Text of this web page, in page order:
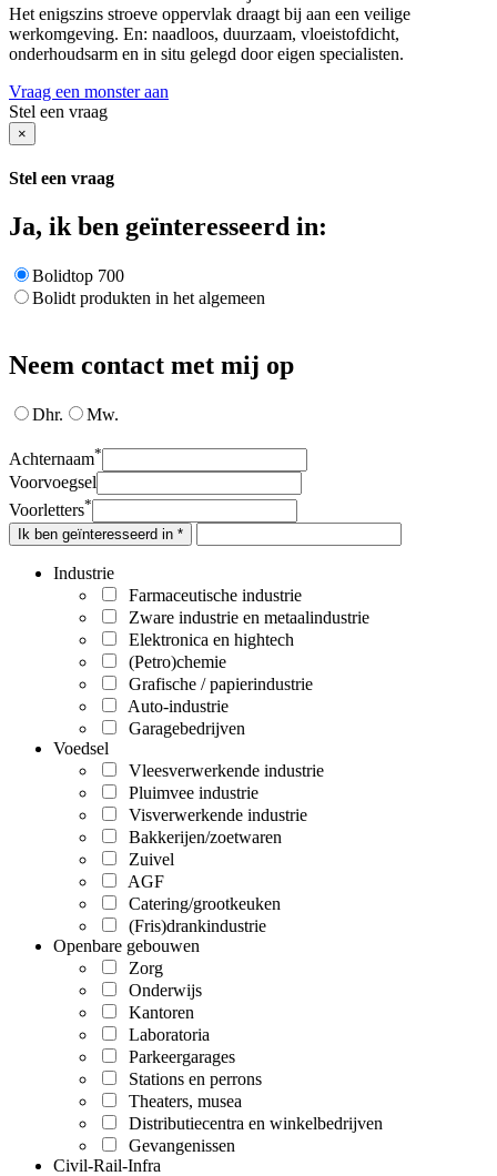
Het enigszins stroeve oppervlak draagt bij aan een veilige
werkomgeving. En: naadloos, duurzaam, vloeistofdicht,
onderhoudsarm en in situ gelegd door eigen specialisten.
Vraag een monster aan
Stel een vraag
×
Stel een vraag
Ja, ik ben geïnteresseerd in:
Bolidtop 700
Bolidt produkten in het algemeen
Neem contact met mij op
Dhr. Mw.
Achternaam*
Voorvoegsel
Voorletters*
Ik ben geïnteresseerd in *
Industrie
Farmaceutische industrie
Zware industrie en metaalindustrie
Elektronica en hightech
(Petro)chemie
Grafische / papierindustrie
Auto-industrie
Garagebedrijven
Voedsel
Vleesverwerkende industrie
Pluimvee industrie
Visverwerkende industrie
Bakkerijen/zoetwaren
Zuivel
AGF
Catering/grootkeuken
(Fris)drankindustrie
Openbare gebouwen
Zorg
Onderwijs
Kantoren
Laboratoria
Parkeergarages
Stations en perrons
Theaters, musea
Distributiecentra en winkelbedrijven
Gevangenissen
Civil-Rail-Infra